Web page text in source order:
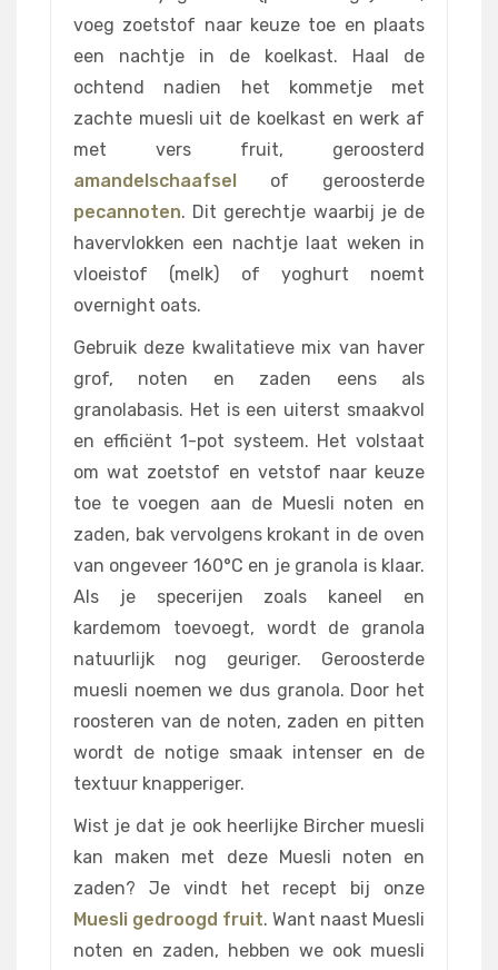
voeg zoetstof naar keuze toe en plaats
een nachtje in de koelkast. Haal de
ochtend nadien het kommetje met
zachte muesli uit de koelkast en werk af
met vers fruit, geroosterd
amandelschaafsel of geroosterde
pecannoten. Dit gerechtje waarbij je de
havervlokken een nachtje laat weken in
vloeistof (melk) of yoghurt noemt
overnight oats.
Gebruik deze kwalitatieve mix van haver
grof, noten en zaden eens als
granolabasis. Het is een uiterst smaakvol
en efficiënt 1-pot systeem. Het volstaat
om wat zoetstof en vetstof naar keuze
toe te voegen aan de Muesli noten en
zaden, bak vervolgens krokant in de oven
van ongeveer 160°C en je granola is klaar.
Als je specerijen zoals kaneel en
kardemom toevoegt, wordt de granola
natuurlijk nog geuriger. Geroosterde
muesli noemen we dus granola. Door het
roosteren van de noten, zaden en pitten
wordt de notige smaak intenser en de
textuur knapperiger.
Wist je dat je ook heerlijke Bircher muesli
kan maken met deze Muesli noten en
zaden? Je vindt het recept bij onze
Muesli gedroogd fruit. Want naast Muesli
noten en zaden, hebben we ook muesli